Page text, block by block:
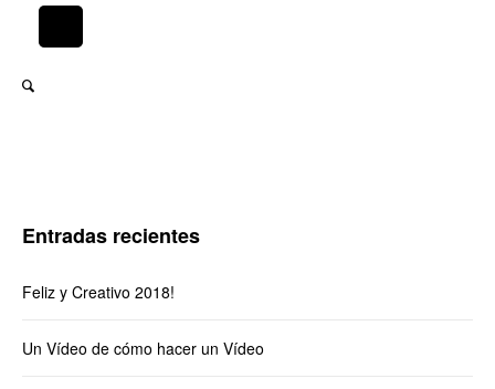
Entradas recientes
Feliz y Creativo 2018!
Un Vídeo de cómo hacer un Vídeo